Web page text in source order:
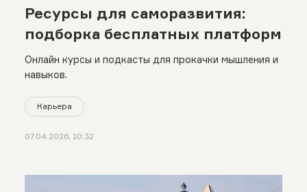
Ресурсы для саморазвития:
подборка бесплатных платформ
Онлайн курсы и подкасты для прокачки мышления и
навыков.
Карьера
07.04.2026, 10:32